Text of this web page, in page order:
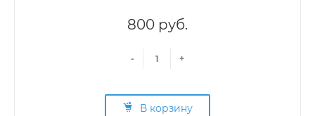
800 руб.
- +
В корзину